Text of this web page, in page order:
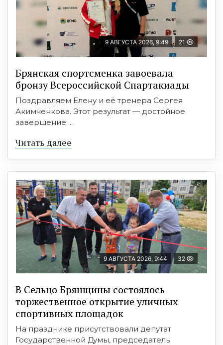
9 АВГУСТА 2026, 9:49 21
Брянская спортсменка завоевала
бронзу Всероссийской Спартакиады
Поздравляем Елену и её тренера Сергея
Акимченкова. Этот результат — достойное
завершение ...
Читать далее
9 АВГУСТА 2026, 9:44 32
В Сельцо Брянщины состоялось
торжественное открытие уличных
спортивных площадок
На празднике присутствовали депутат
Государственной Думы, председатель